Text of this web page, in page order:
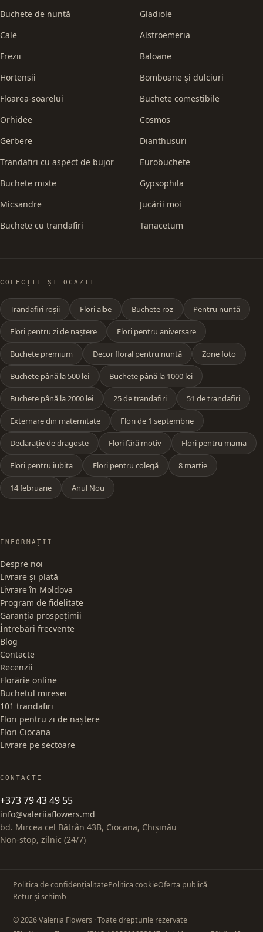
Buchete de nuntă
Cale
Frezii
Hortensii
Floarea-soarelui
Orhidee
Gerbere
Trandafiri cu aspect de bujor
Buchete mixte
Micsandre
Buchete cu trandafiri
Gladiole
Alstroemeria
Baloane
Bomboane și dulciuri
Buchete comestibile
Cosmos
Dianthusuri
Eurobuchete
Gypsophila
Jucării moi
Tanacetum
COLECȚII ȘI OCAZII
Trandafiri roșii Flori albe Buchete roz Pentru nuntă
Flori pentru zi de naștere Flori pentru aniversare
Buchete premium Decor floral pentru nuntă Zone foto
Buchete până la 500 lei Buchete până la 1000 lei
Buchete până la 2000 lei 25 de trandafiri 51 de trandafiri
Externare din maternitate Flori de 1 septembrie
Declarație de dragoste Flori fără motiv Flori pentru mama
Flori pentru iubita Flori pentru colegă 8 martie
14 februarie Anul Nou
INFORMAȚII
Despre noi
Livrare și plată
Livrare în Moldova
Program de fidelitate
Garanția prospețimii
Întrebări frecvente
Blog
Contacte
Recenzii
Florărie online
Buchetul miresei
101 trandafiri
Flori pentru zi de naștere
Flori Ciocana
Livrare pe sectoare
CONTACTE
+373 79 43 49 55
info@valeriiaflowers.md
bd. Mircea cel Bătrân 43B, Ciocana, Chișinău
Non-stop, zilnic (24/7)
Politica de confidențialitatePolitica cookieOferta publică
Retur și schimb
© 2026 Valeriia Flowers · Toate drepturile rezervate